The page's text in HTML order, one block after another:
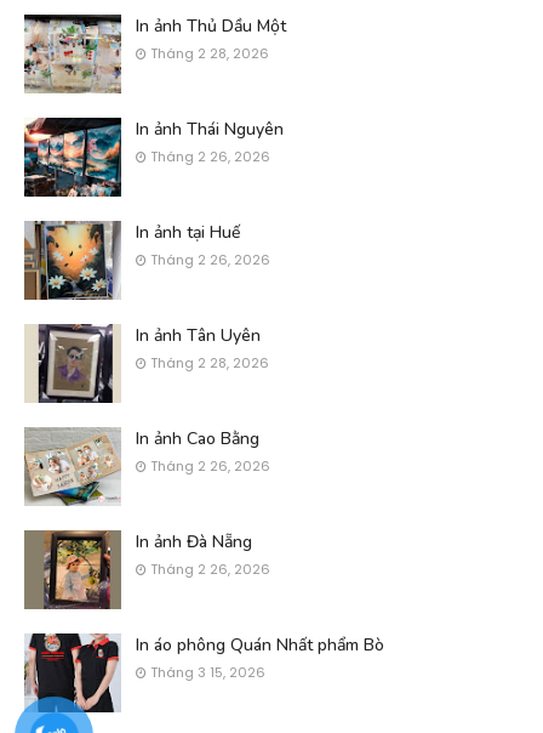
In ảnh Thủ Dầu Một
Tháng 2 28, 2026
In ảnh Thái Nguyên
Tháng 2 26, 2026
In ảnh tại Huế
Tháng 2 26, 2026
In ảnh Tân Uyên
Tháng 2 28, 2026
In ảnh Cao Bằng
Tháng 2 26, 2026
In ảnh Đà Nẵng
Tháng 2 26, 2026
In áo phông Quán Nhất phẩm Bò
Tháng 3 15, 2026